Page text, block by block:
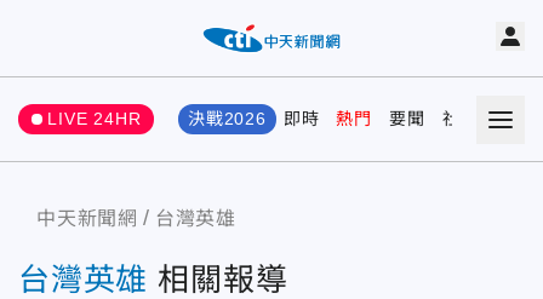
LIVE 24HR 決戰2026 即時 熱門 要聞 社會 娛樂
中天新聞網 台灣英雄
台灣英雄 相關報導